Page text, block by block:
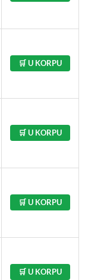
🛒 U KORPU
🛒 U KORPU
🛒 U KORPU
🛒 U KORPU